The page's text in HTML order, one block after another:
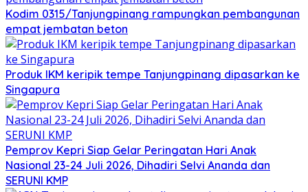
Kodim 0315/Tanjungpinang rampungkan pembangunan
empat jembatan beton
Produk IKM keripik tempe Tanjungpinang dipasarkan ke
Singapura
Pemprov Kepri Siap Gelar Peringatan Hari Anak
Nasional 23-24 Juli 2026, Dihadiri Selvi Ananda dan
SERUNI KMP